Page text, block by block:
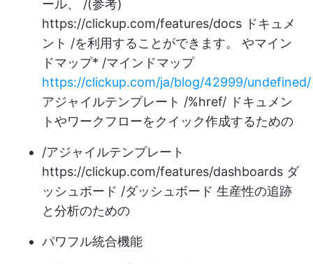
ール、 /(参考)
https://clickup.com/features/docs ドキュメ
ント /を利用することができます。 やマイン
ドマップ* /マインドマップ
https://clickup.com/ja/blog/42999/undefined/
アジャイルテンプレート /%href/ ドキュメン
トやワークフローをクイック作成するための
/アジャイルテンプレート
https://clickup.com/features/dashboards ダ
ッシュボード /ダッシュボード 生産性の追跡
と分析のための
パワフル統合機能